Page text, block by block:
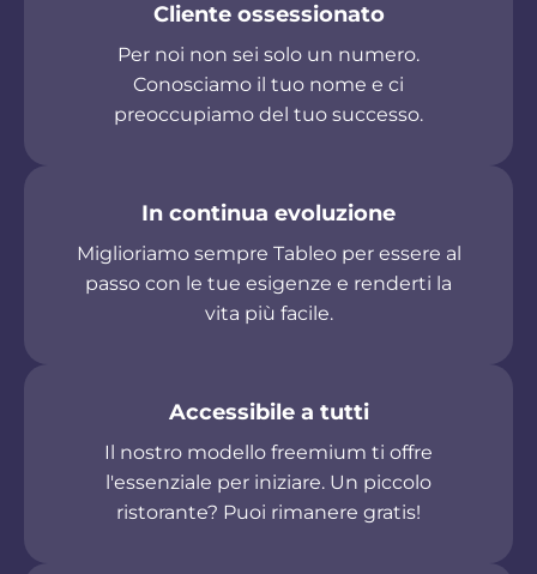
Cliente ossessionato
Per noi non sei solo un numero.
Conosciamo il tuo nome e ci
preoccupiamo del tuo successo.
In continua evoluzione
Miglioriamo sempre Tableo per essere al
passo con le tue esigenze e renderti la
vita più facile.
Accessibile a tutti
Il nostro modello freemium ti offre
l'essenziale per iniziare. Un piccolo
ristorante? Puoi rimanere gratis!